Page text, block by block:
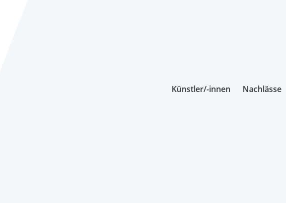
Künstler/-innen Nachlässe